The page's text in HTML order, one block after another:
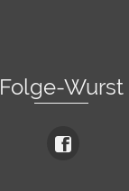
Folge-Wurst